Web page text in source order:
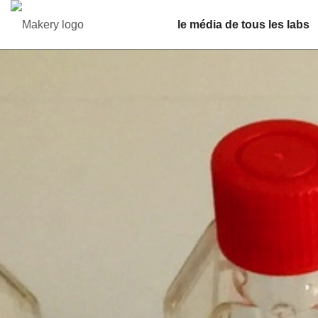
le média de tous les labs